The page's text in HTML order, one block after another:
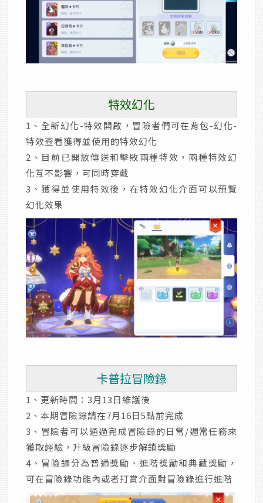
特效幻化
1、全新幻化-特效開啟，冒險者們可在背包-幻化-
特效查看獲得並使用的特效幻化
2、目前已開放傳送和擊敗兩種特效，兩種特效幻
化互不影響，可同時穿戴
3、獲得並使用特效後，在特效幻化介面可以預覽
幻化效果
卡普拉冒險錄
1、更新時間：3月13日維護後
2、本期冒險錄請在7月16日5點前完成
3、冒險者可以通過完成冒險錄的日常/週常任務來
獲取經驗，升級冒險錄逐步解鎖獎勵
4、冒險錄分為普通獎勵、進階獎勵和典藏獎勵，
可在冒險錄功能內或者打賞介面對冒險錄進行進階